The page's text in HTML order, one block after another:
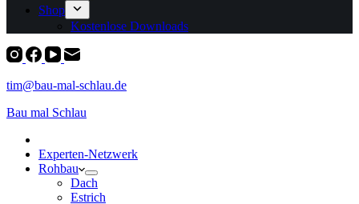
Shop
Kostenlose Downloads
tim@bau-mal-schlau.de
Bau mal Schlau
Experten-Netzwerk
Rohbau
Dach
Estrich